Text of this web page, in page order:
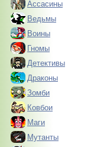
Ассасины
Ведьмы
Воины
Гномы
Детективы
Драконы
Зомби
Ковбои
Маги
Мутанты